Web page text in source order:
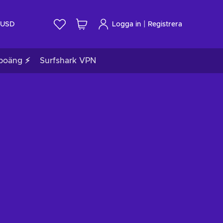
USD Logga in Registrera
⚡ Surfshark VPN